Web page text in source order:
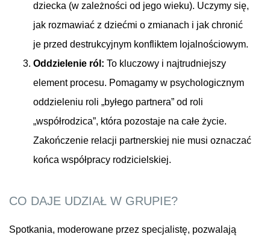
dziecka (w zależności od jego wieku). Uczymy się,
jak rozmawiać z dziećmi o zmianach i jak chronić
je przed destrukcyjnym konfliktem lojalnościowym.
Oddzielenie ról: To kluczowy i najtrudniejszy
element procesu. Pomagamy w psychologicznym
oddzieleniu roli „byłego partnera” od roli
„współrodzica”, która pozostaje na całe życie.
Zakończenie relacji partnerskiej nie musi oznaczać
końca współpracy rodzicielskiej.
CO DAJE UDZIAŁ W GRUPIE?
Spotkania, moderowane przez specjalistę, pozwalają